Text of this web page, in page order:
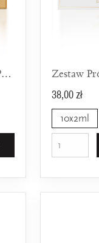
Zestaw Próbek FP Nr 2 - TOP 10 Dla Kobiet
38,00 zł
10x2ml